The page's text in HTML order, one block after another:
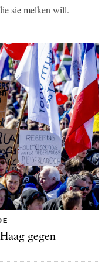
sie melken will.
gegen